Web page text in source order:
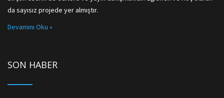
da sayısız projede yer almıştır.
Devamını Oku »
SON HABER